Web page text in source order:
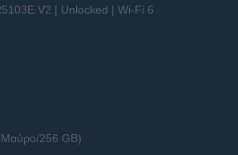
V2 | Unlocked | Wi-Fi 6
256 GB)